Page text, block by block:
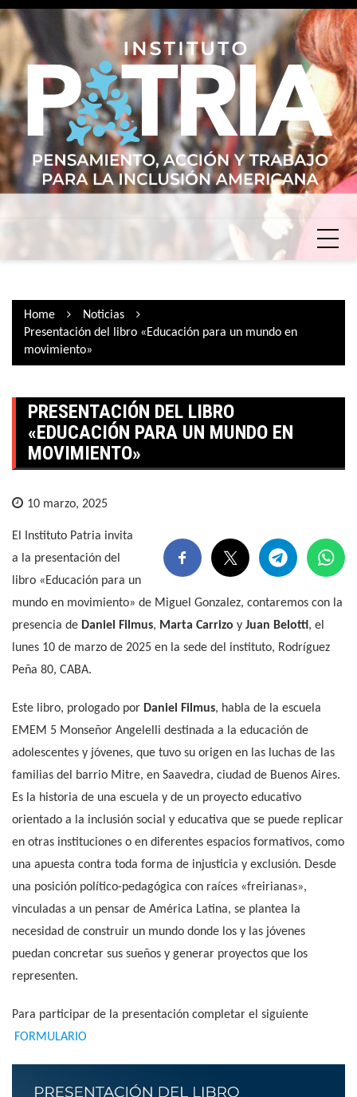
Skip
to
content
Home
Noticias
Presentación del libro «Educación para un mundo en
movimiento»
PRESENTACIÓN DEL LIBRO
«EDUCACIÓN PARA UN MUNDO EN
MOVIMIENTO»
10 marzo, 2025
El Instituto Patria invita
a la presentación del
libro «Educación para un
mundo en movimiento» de Miguel Gonzalez, contaremos con la
presencia de Daniel Filmus, Marta Carrizo y Juan Belotti, el
lunes 10 de marzo de 2025 en la sede del instituto, Rodríguez
Peña 80, CABA.
Este libro, prologado por Daniel Filmus, habla de la escuela
EMEM 5 Monseñor Angelelli destinada a la educación de
adolescentes y jóvenes, que tuvo su origen en las luchas de las
familias del barrio Mitre, en Saavedra, ciudad de Buenos Aires.
Es la historia de una escuela y de un proyecto educativo
orientado a la inclusión social y educativa que se puede replicar
en otras instituciones o en diferentes espacios formativos, como
una apuesta contra toda forma de injusticia y exclusión. Desde
una posición político-pedagógica con raíces «freirianas»,
vinculadas a un pensar de América Latina, se plantea la
necesidad de construir un mundo donde los y las jóvenes
puedan concretar sus sueños y generar proyectos que los
representen.
Para participar de la presentación completar el siguiente
FORMULARIO